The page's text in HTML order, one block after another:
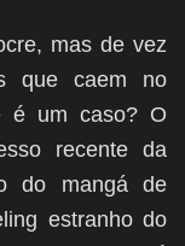
mas de vez
que caem no
é um caso? O
recente da
do mangá de
estranho do